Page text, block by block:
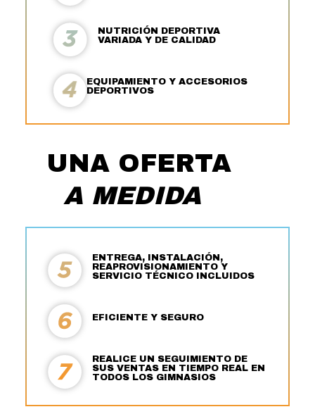
NUTRICIÓN DEPORTIVA
VARIADA Y DE CALIDAD
EQUIPAMIENTO Y ACCESORIOS
DEPORTIVOS
UNA OFERTA
A MEDIDA
ENTREGA, INSTALACIÓN,
REAPROVISIONAMIENTO Y
SERVICIO TÉCNICO INCLUIDOS
EFICIENTE Y SEGURO
REALICE UN SEGUIMIENTO DE
SUS VENTAS EN TIEMPO REAL EN
TODOS LOS GIMNASIOS